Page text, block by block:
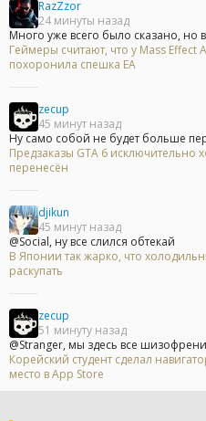
RazZzor
24 минуты назад
Много уже всего было сказано, но
Геймеры считают, что у Mass
похоронила спешка EA
zecup
45 минут назад
Ну само собой не будет больше
Предзаказы GTA 6 исключительно
перенесён
djikun
45 минут назад
@Social, ну все слился обтекай
В Японии так жарко, что
раскупать
zecup
51 минуту назад
@Stranger, мы здесь все
Корейский студент сделал
место в App Store